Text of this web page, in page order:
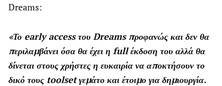
Dreams:
«Το early access του Dreams προφανώς και δεν θα
περιλαμβάνει όσα θα έχει η full έκδοση του αλλά θα
δίνεται στους χρήστες η ευκαιρία να αποκτήσουν το
δικό τους toolset γεμάτο και έτοιμο για δημιουργία.